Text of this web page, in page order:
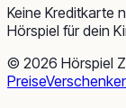
Keine Kreditkarte
Hörspiel für dein
© 2026 Hörspiel
Preise